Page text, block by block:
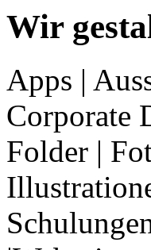
Wir
Apps |
Corporate
Folder |